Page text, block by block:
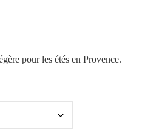
pour les étés en Provence.